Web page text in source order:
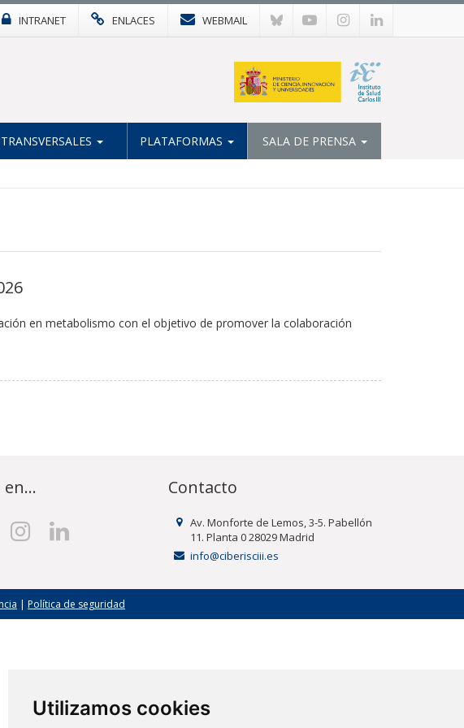
Utilizamos cookies
INTRANET ENLACES WEBMAIL
PLATAFORMAS SALA DE PRENSA
en metabolismo con el objetivo de promover la colaboración
Contacto
Av. Monforte de Lemos, 3-5. Pabellón
11. Planta 0 28029 Madrid
info@ciberisciii.es
| Política de seguridad